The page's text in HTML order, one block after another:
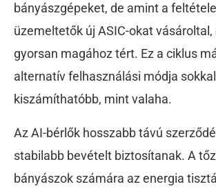
bányászgépeket, de amint a
üzemeltetők új ASIC-okat
gyorsan magához tért. Ez a ciklus
alternatív felhasználási módja
kiszámíthatóbb, mint valaha.
Az AI-bérlők hosszabb távú
stabilabb bevételt biztosítanak. A
bányászok számára az energia